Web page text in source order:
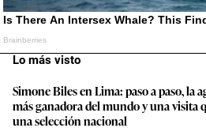
Lo más visto
Simone Biles en Lima: paso a paso, la
más ganadora del mundo y una visita
una selección nacional